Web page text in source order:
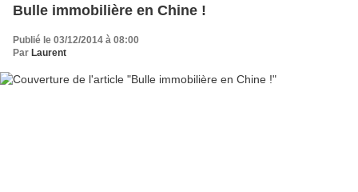
Bulle immobilière en Chine !
Publié le 03/12/2014 à 08:00
Par Laurent